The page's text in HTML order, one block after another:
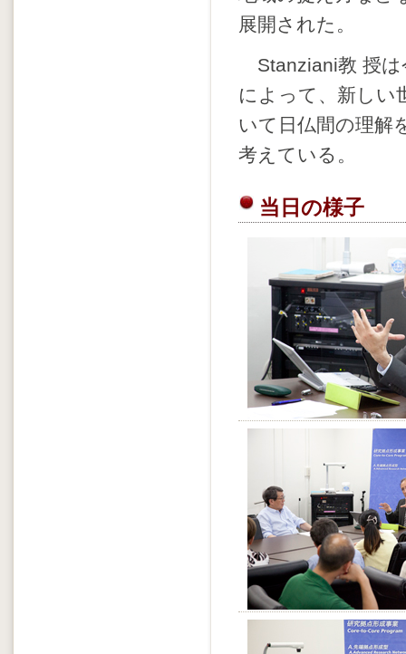
展開された。
Stanziani教 授は
によって、新しい
いて日仏間の理解
考えている。
当日の様子